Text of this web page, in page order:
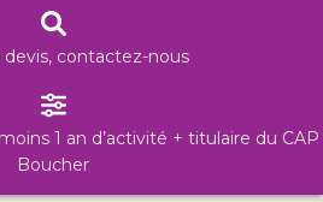
devis, contactez-nous
1 an d’activité + titulaire du CAP
Boucher